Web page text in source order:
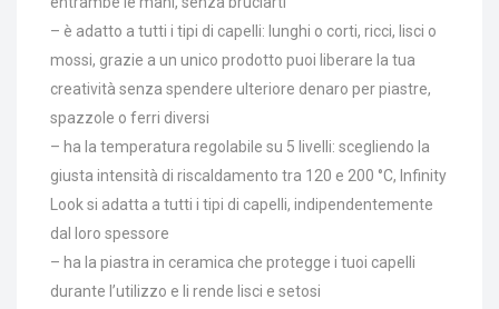
– è adatto a tutti i tipi di capelli: lunghi o corti, ricci, lisci o
mossi, grazie a un unico prodotto puoi liberare la tua
creatività senza spendere ulteriore denaro per piastre,
spazzole o ferri diversi
– ha la temperatura regolabile su 5 livelli: scegliendo la
giusta intensità di riscaldamento tra 120 e 200 °C, Infinity
Look si adatta a tutti i tipi di capelli, indipendentemente
dal loro spessore
– ha la piastra in ceramica che protegge i tuoi capelli
durante l’utilizzo e li rende lisci e setosi